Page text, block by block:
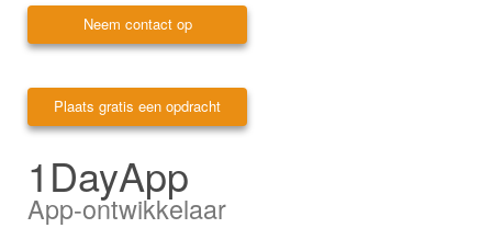
Neem contact op
Plaats gratis een opdracht
1DayApp
App-ontwikkelaar